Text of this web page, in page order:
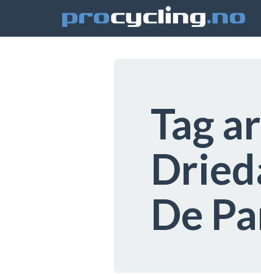
Tag
De